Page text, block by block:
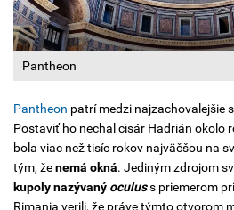
Pantheon
Pantheon patrí medzi najzachovalejšie
Postaviť ho nechal cisár Hadrián okolo
bola viac než tisíc rokov najväčšou na
tým, ženemá okná. Jediným zdrojom
kupoly nazývaný oculuss priemerom
Rimania verili, že práve týmto otvorom